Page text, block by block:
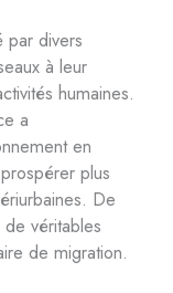
par divers
à leur
humaines.
a
en
plus
De
véritables
de migration.